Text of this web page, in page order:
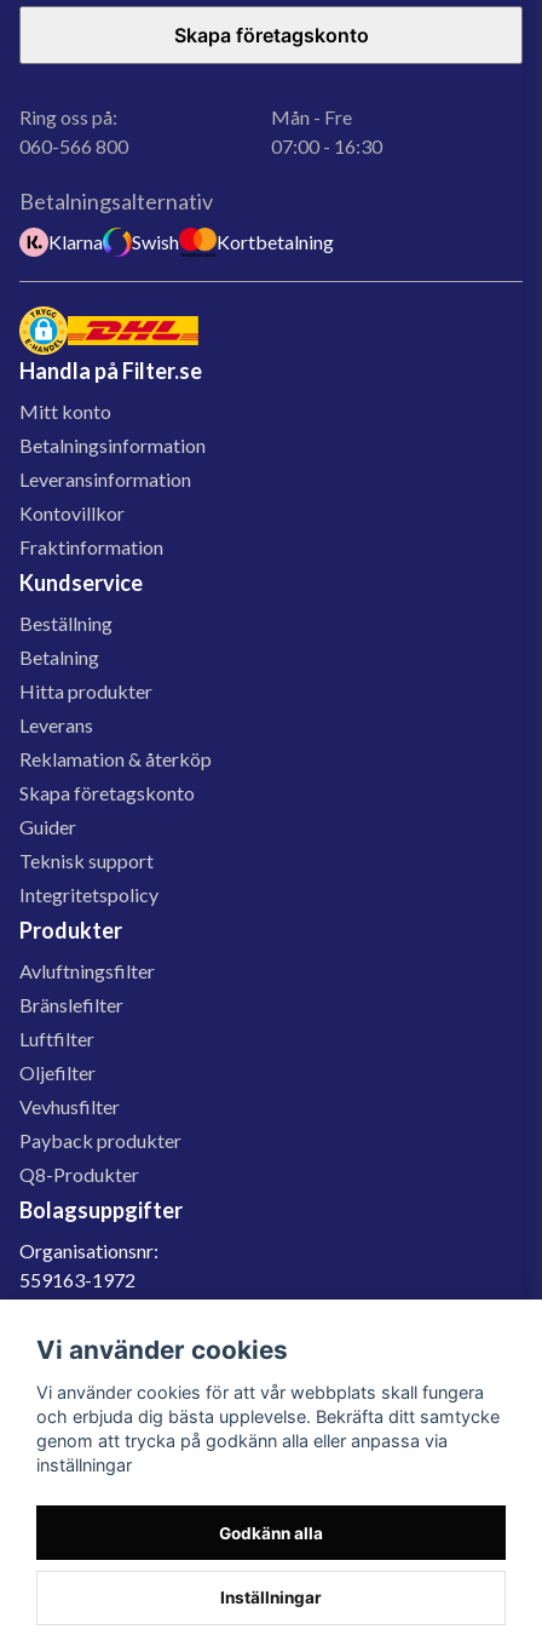
Skapa företagskonto
Ring oss på:
060-566 800
Mån - Fre
07:00 - 16:30
Betalningsalternativ
Klarna Swish Kortbetalning
Handla på Filter.se
Mitt konto
Betalningsinformation
Leveransinformation
Kontovillkor
Fraktinformation
Kundservice
Beställning
Betalning
Hitta produkter
Leverans
Reklamation & återköp
Skapa företagskonto
Guider
Teknisk support
Integritetspolicy
Produkter
Avluftningsfilter
Bränslefilter
Luftfilter
Oljefilter
Vevhusfilter
Payback produkter
Q8-Produkter
Bolagsuppgifter
Organisationsnr:
559163-1972
SE559163197201
060-566 800
info@filter.se
559163-1972
© 2023 Filter.se, All rights reserved.
Vi använder cookies
Vi använder cookies för att vår webbplats skall fungera
och erbjuda dig bästa upplevelse. Bekräfta ditt samtycke
genom att trycka på godkänn alla eller anpassa via
inställningar
Godkänn alla
Inställningar